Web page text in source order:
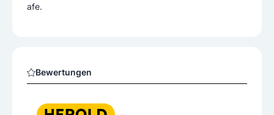
afe.
Bewertungen